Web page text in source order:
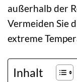
außerhalb der
Vermeiden Sie
extreme
Inhalt